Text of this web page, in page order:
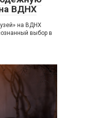
ВДНХ
на ВДНХ
выбор в